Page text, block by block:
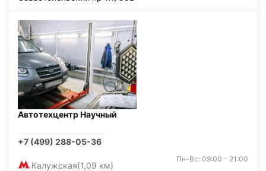
Автотехцентр Научный
+7 (499) 288-05-36
Калужская(1,09 км)
Пн-Вс: 09:00 - 21:00